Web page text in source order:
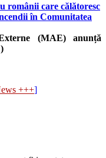
românii care călătoresc
în Comunitatea
(MAE) anunță
+++]